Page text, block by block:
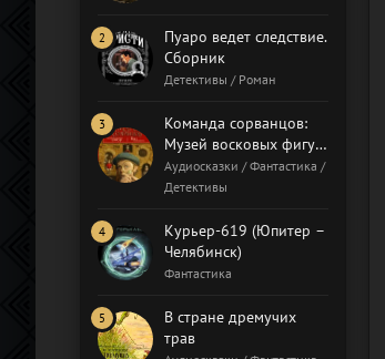
Пуаро ведет следствие.
Сборник
Детективы / Роман
Команда сорванцов:
Музей восковых фигур.
Бал газовщиков
Аудиосказки / Фантастика /
Детективы
Курьер-619 (Юпитер –
Челябинск)
Фантастика
В стране дремучих
трав